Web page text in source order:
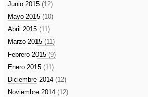
Junio 2015 (12)
Mayo 2015 (10)
Abril 2015 (11)
Marzo 2015 (11)
Febrero 2015 (9)
Enero 2015 (11)
Diciembre 2014 (12)
Noviembre 2014 (12)